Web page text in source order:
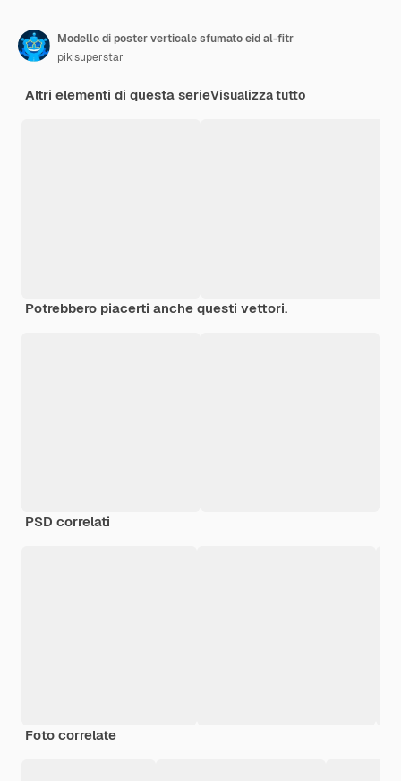
Modello di poster verticale sfumato eid al-fitr
pikisuperstar
Altri elementi di questa serieVisualizza tutto
Potrebbero piacerti anche questi vettori.
PSD correlati
Foto correlate